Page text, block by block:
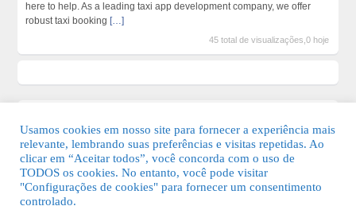
here to help. As a leading taxi app development company, we offer
robust taxi booking […]
45 total de visualizações,0 hoje
© 2026 Guia Fácil Lagos | Guia Comercial Grátis. Todos os direitos
Usamos cookies em nosso site para fornecer a experiência mais
relevante, lembrando suas preferências e visitas repetidas. Ao
clicar em “Aceitar todos”, você concorda com o uso de
TODOS os cookies. No entanto, você pode visitar
"Configurações de cookies" para fornecer um consentimento
controlado.